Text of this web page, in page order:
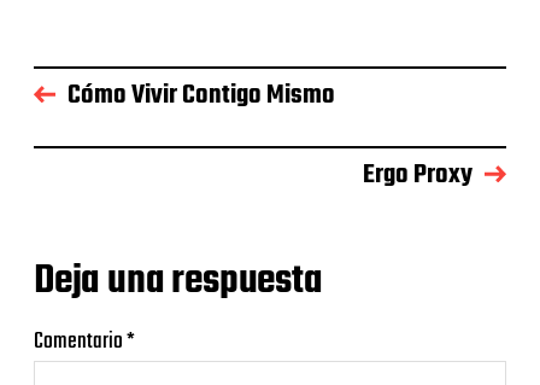
Cómo Vivir Contigo Mismo
Ergo Proxy
Deja una respuesta
Comentario*